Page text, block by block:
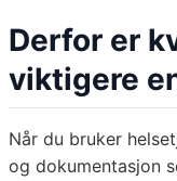
Derfor er
viktigere
Når du bruker
og dokumentasjon